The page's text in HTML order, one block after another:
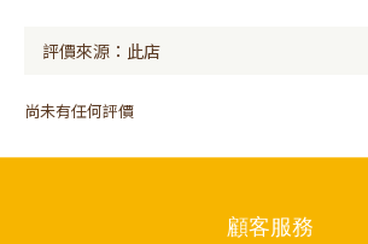
尚未有任何評價
顧客服務